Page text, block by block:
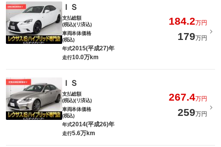
ＩＳ
支払総額
(税込)(リ済込)
184.2万円
車両本体価格
(税込)
179万円
年式2015(平成27)年
走行10.0万km
ＩＳ
支払総額
(税込)(リ済込)
267.4万円
車両本体価格
(税込)
259万円
年式2014(平成26)年
走行5.6万km